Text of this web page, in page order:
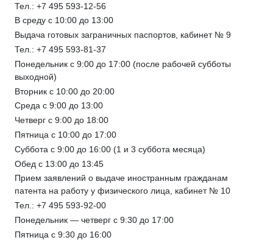
Тел.: +7 495 593-12-56
В среду с 10:00 до 13:00
Выдача готовых заграничных паспортов, кабинет № 9
Тел.: +7 495 593-81-37
Понедельник с 9:00 до 17:00 (после рабочей субботы
выходной)
Вторник с 10:00 до 20:00
Среда с 9:00 до 13:00
Четверг с 9:00 до 18:00
Пятница с 10:00 до 17:00
Суббота с 9:00 до 16:00 (1 и 3 суббота месяца)
Обед с 13:00 до 13:45
Прием заявлений о выдаче иностранным гражданам
патента на работу у физического лица, кабинет № 10
Тел.: +7 495 593-92-00
Понедельник — четверг с 9:30 до 17:00
Пятница с 9:30 до 16:00